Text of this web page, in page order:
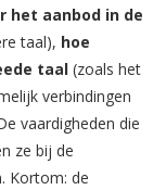
het aanbod in de
taal), hoe
taal (zoals het
verbindingen
vaardigheden die
ze bij de
Kortom: de